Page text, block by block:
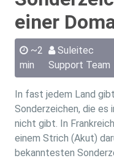
einer
~2
min
Suleitec
Support Team
In fast jedem Land
Sonderzeichen, die es
nicht gibt. In
einem Strich (Akut)
bekanntesten